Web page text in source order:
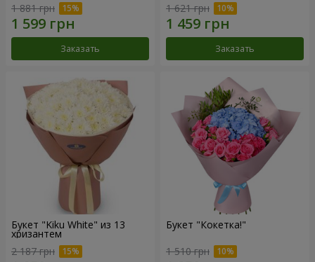
1 881 грн
Заказать
1 621 грн
Заказать
Букет "Kiku White" из 13
хризантем
2 187 грн
Букет "Кокетка!"
1 510 грн